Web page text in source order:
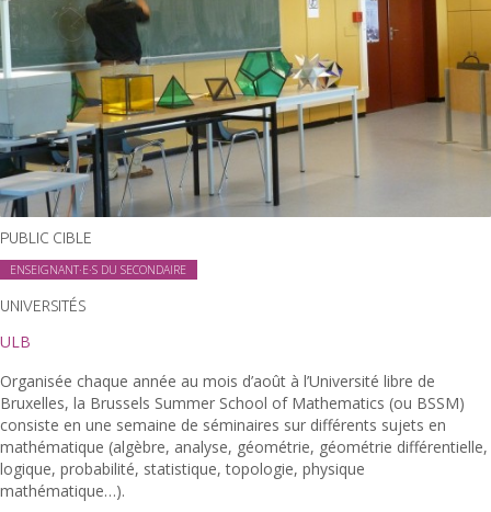
PUBLIC CIBLE
ENSEIGNANT·E·S DU SECONDAIRE
UNIVERSITÉS
ULB
Organisée chaque année au mois d’août à l’Université libre de
Bruxelles, la Brussels Summer School of Mathematics (ou BSSM)
consiste en une semaine de séminaires sur différents sujets en
mathématique (algèbre, analyse, géométrie, géométrie différentielle,
logique, probabilité, statistique, topologie, physique
mathématique…).